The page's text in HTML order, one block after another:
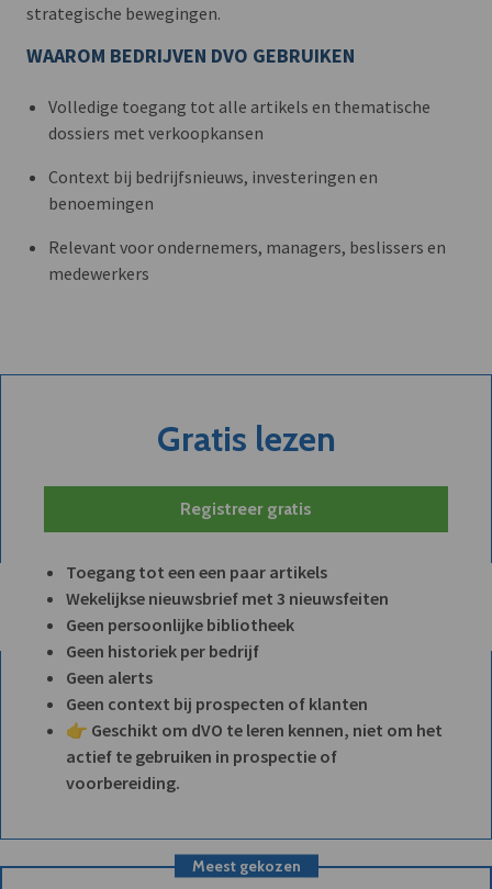
strategische bewegingen.
WAAROM BEDRIJVEN DVO GEBRUIKEN
Volledige toegang tot alle artikels en thematische
dossiers met verkoopkansen
Context bij bedrijfsnieuws, investeringen en
benoemingen
Relevant voor ondernemers, managers, beslissers en
medewerkers
Gratis lezen
Registreer gratis
Toegang tot een een paar artikels
Wekelijkse nieuwsbrief met 3 nieuwsfeiten
Geen persoonlijke bibliotheek
Geen historiek per bedrijf
Geen alerts
Geen context bij prospecten of klanten
👉 Geschikt om dVO te leren kennen, niet om het
actief te gebruiken in prospectie of
voorbereiding.
Meest gekozen